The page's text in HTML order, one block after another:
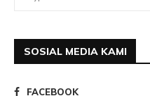
SOSIAL MEDIA KAMI
FACEBOOK